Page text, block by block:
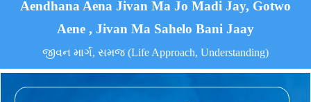
Aendhana Aena Jivan Ma Jo Madi Jay, Gotwo
Aene , Jivan Ma Sahelo Bani Jaay
જીવન માર્ગ, સમજ (Life Approach, Understanding)